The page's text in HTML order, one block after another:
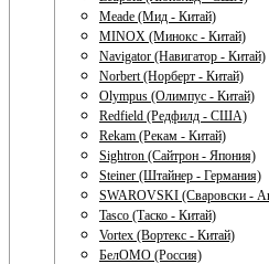
Meade (Мид - Китай)
MINOX (Минокс - Китай)
Navigator (Навигатор - Китай)
Norbert (Норберт - Китай)
Olympus (Олимпус - Китай)
Redfield (Редфилд - США)
Rekam (Рекам - Китай)
Sightron (Сайтрон - Япония)
Steiner (Штайнер - Германия)
SWAROVSKI (Сваровски -
Tasco (Таско - Китай)
Vortex (Вортекс - Китай)
БелОМО (Россия)